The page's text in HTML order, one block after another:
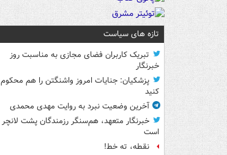
تازه های سیاست
تبریک کاربران فضای مجازی به مناسبت روز
خبرنگار
پزشکیان: جنایات امروز واشنگتن را هم محکوم
کنید
آخرین وضعیت نبرد به روایت مهدی محمدی
خبرنگار متعهد، هم‌سنگر رزمندگان پشت لانچر
است
نقطه، ته خط!